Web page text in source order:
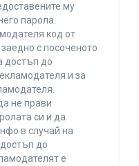
му
парола.
код от
с посоченото
достъп до
и за
не прави
си и да
в случай на
до
е